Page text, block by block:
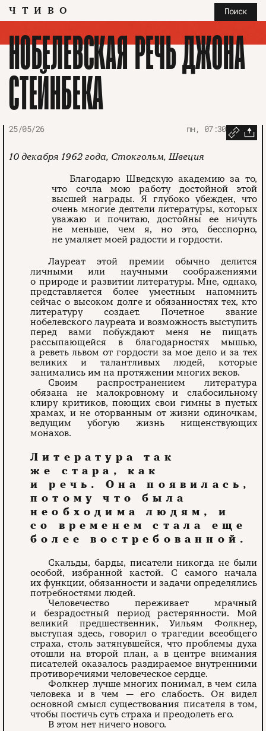
ЧТИВО Поиск
НОБЕЛЕВСКАЯ РЕЧЬ ДЖОНА
СТЕЙНБЕКА
25/05/26 пн, 07:30
10 декабря 1962 года, Стокгольм, Швеция
Благодарю Шведскую академию за то,
что сочла мою работу достойной этой
высшей награды. Я глубоко убежден, что
очень многие деятели литературы, которых
уважаю и почитаю, достойны ее ничуть
не меньше, чем я, но это, бесспорно,
не умаляет моей радости и гордости.
Лауреат этой премии обычно делится
личными или научными соображениями
о природе и развитии литературы. Мне, однако,
представляется более уместным напомнить
сейчас о высоком долге и обязанностях тех, кто
литературу создает. Почетное звание
нобелевского лауреата и возможность выступить
перед вами побуждают меня не пищать
рассыпающейся в благодарностях мышью,
а реветь львом от гордости за мое дело и за тех
великих и талантливых людей, которые
занимались им на протяжении многих веков.
Своим распространением литература
обязана не малокровному и слабосильному
клиру критиков, поющих свои гимны в пустых
храмах, и не оторванным от жизни одиночкам,
ведущим убогую жизнь нищенствующих
монахов.
Литература так
же стара, как
и речь. Она появилась,
потому что была
необходима людям, и
со временем стала еще
более востребованной.
Скальды, барды, писатели никогда не были
особой, избранной кастой. С самого начала
их функции, обязанности и задачи определялись
потребностями людей.
Человечество переживает мрачный
и безрадостный период растерянности. Мой
великий предшественник, Уильям Фолкнер,
выступая здесь, говорил о трагедии всеобщего
страха, столь затянувшейся, что проблемы духа
отошли на второй план, а в центре внимания
писателей оказалось раздираемое внутренними
противоречиями человеческое сердце.
Фолкнер лучше многих понимал, в чем сила
человека и в чем — его слабость. Он видел
основной смысл существования писателя в том,
чтобы постичь суть страха и преодолеть его.
В этом нет ничего нового.